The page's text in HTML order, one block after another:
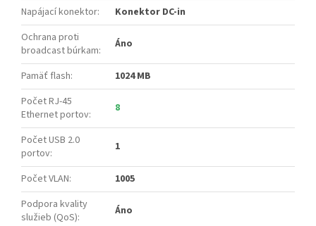
Napájací konektor:
Konektor DC-in
Ochrana proti
broadcast búrkam: Áno
Pamäť flash:
1024 MB
Počet RJ-45
Ethernet portov: 8
Počet USB 2.0
portov: 1
Počet VLAN:
1005
Podpora kvality
služieb (QoS): Áno